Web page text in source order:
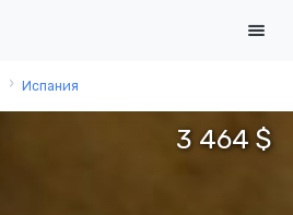
Испания
3 464 $